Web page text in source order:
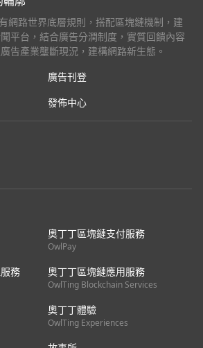
網路世界底層規則，搭配區塊鏈機制，建
平台，結合廣告分潤制度，實質回饋內容
告產業壟斷現況，建構網路新生態。
廣告刊登
發佈中心
奧丁丁區塊鏈支付服務
OwlPay
務 奧丁丁區塊鏈應用服務
OwlTing Blockchain Services
奧丁丁體驗
OwlTing Experiences